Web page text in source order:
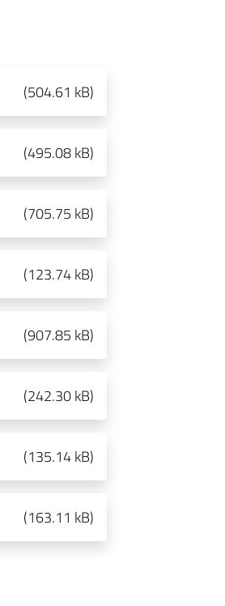
(504.61 kB)
(495.08 kB)
(705.75 kB)
(123.74 kB)
(907.85 kB)
(242.30 kB)
(135.14 kB)
(163.11 kB)